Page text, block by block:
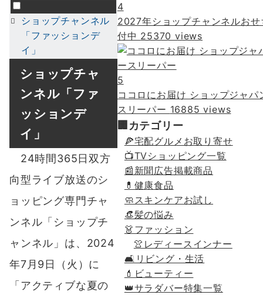
ショップチャンネル
「ファッションデ
イ」
ショップチャ
ンネル「ファ
ッションデ
イ」
24時間365日双方
向型ライブ放送のシ
ョッピング専門チャ
ンネル「ショップチ
ャンネル」は、2024
年7月9日（火）に
「アクティブな夏の
4
2027年ショップチャンネルお
付中 25370 views
5
ココロにお届け ショップジャパ
スリーパー 16885 views
🏢カテゴリー
🍕宅配グルメお取り寄せ
📺TVショッピング一覧
📰新聞広告掲載商品
💊健康食品
🧼スキンケアお試し
👒髪の悩み
👗ファッション
👚レディースインナー
🛋リビング・生活
💄ビューティー
👑サラダバー特集一覧